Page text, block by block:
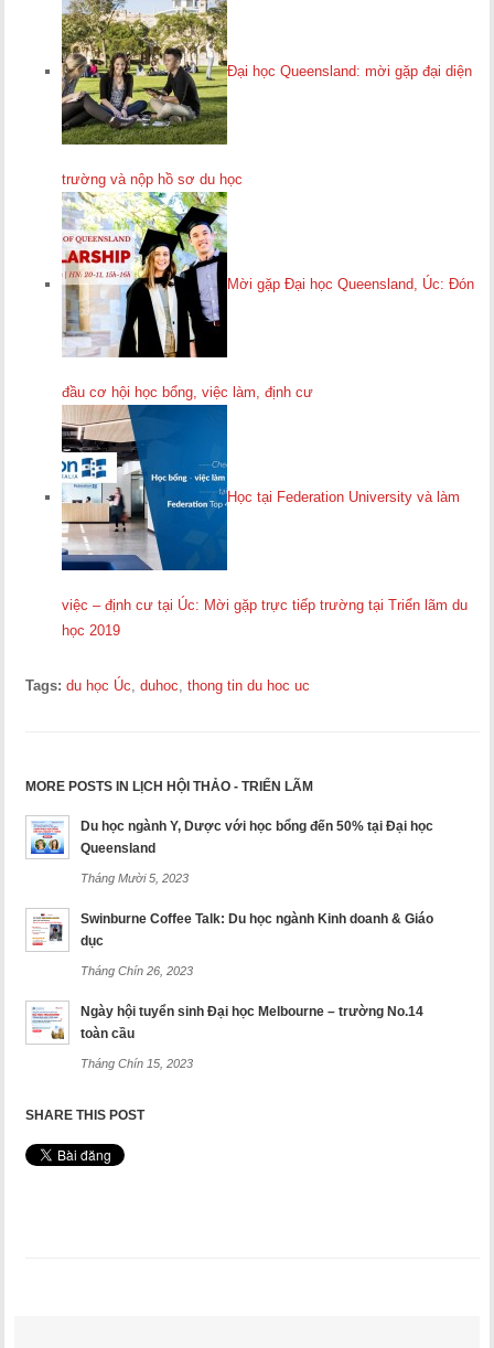
Đại học Queensland: mời gặp đại diện
trường và nộp hồ sơ du học
Mời gặp Đại học Queensland, Úc: Đón
đầu cơ hội học bổng, việc làm, định cư
Học tại Federation University và làm
việc – định cư tại Úc: Mời gặp trực tiếp trường tại Triển lãm du
học 2019
Tags: du học Úc ,duhoc ,thong tin du hoc uc
MORE POSTS IN LỊCH HỘI THẢO - TRIỂN LÃM
Du học ngành Y, Dược với học bổng đến 50% tại Đại học
Queensland
Tháng Mười 5, 2023
Swinburne Coffee Talk: Du học ngành Kinh doanh & Giáo
dục
Tháng Chín 26, 2023
Ngày hội tuyển sinh Đại học Melbourne – trường No.14
toàn cầu
Tháng Chín 15, 2023
SHARE THIS POST